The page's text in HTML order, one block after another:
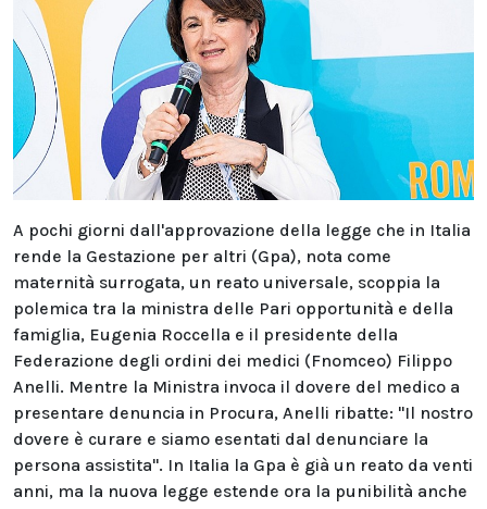
A pochi giorni dall'approvazione della legge che in Italia
rende la Gestazione per altri (Gpa), nota come
maternità surrogata, un reato universale, scoppia la
polemica tra la ministra delle Pari opportunità e della
famiglia, Eugenia Roccella e il presidente della
Federazione degli ordini dei medici (Fnomceo) Filippo
Anelli. Mentre la Ministra invoca il dovere del medico a
presentare denuncia in Procura, Anelli ribatte: "Il nostro
dovere è curare e siamo esentati dal denunciare la
persona assistita". In Italia la Gpa è già un reato da venti
anni, ma la nuova legge estende ora la punibilità anche